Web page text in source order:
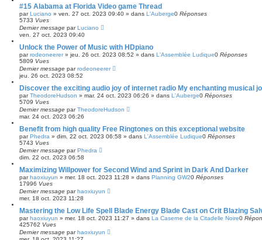
#15 Alabama at Florida Video game Thread
parLuciano » ven. 27 oct. 2023 09:40 » dans L'Auberge0 Réponses
5733 Vues
Dernier message parLuciano
ven. 27 oct. 2023 09:40
Unlock the Power of Music with HDpiano
parrodeoneerer» jeu. 26 oct. 2023 08:52 » dans L'Assemblée Ludique0 Réponses
5809 Vues
Dernier message parrodeoneerer
jeu. 26 oct. 2023 08:52
Discover the exciting audio joy of internet radio My enchanting musical
parTheodoreHudson » mar. 24 oct. 2023 06:26 » dans L'Auberge0 Réponses
5709 Vues
Dernier message parTheodoreHudson
mar. 24 oct. 2023 06:26
Benefit from high quality Free Ringtones on this exceptional website
parPhedra » dim. 22 oct. 2023 06:58 » dans L'Assemblée Ludique0 Réponses
5743 Vues
Dernier message parPhedra
dim. 22 oct. 2023 06:58
Maximizing Willpower for Second Wind and Sprint in Dark And Darker
parhaoxiuyun » mer. 18 oct. 2023 11:28 » dans Planning GW20 Réponses
17996 Vues
Dernier message parhaoxiuyun
mer. 18 oct. 2023 11:28
Mastering the Low Life Spell Blade Energy Blade Cast on Crit Blazing
parhaoxiuyun » mer. 18 oct. 2023 11:27 » dans La Caserne de la Citadelle Noire0
425762 Vues
Dernier message parhaoxiuyun